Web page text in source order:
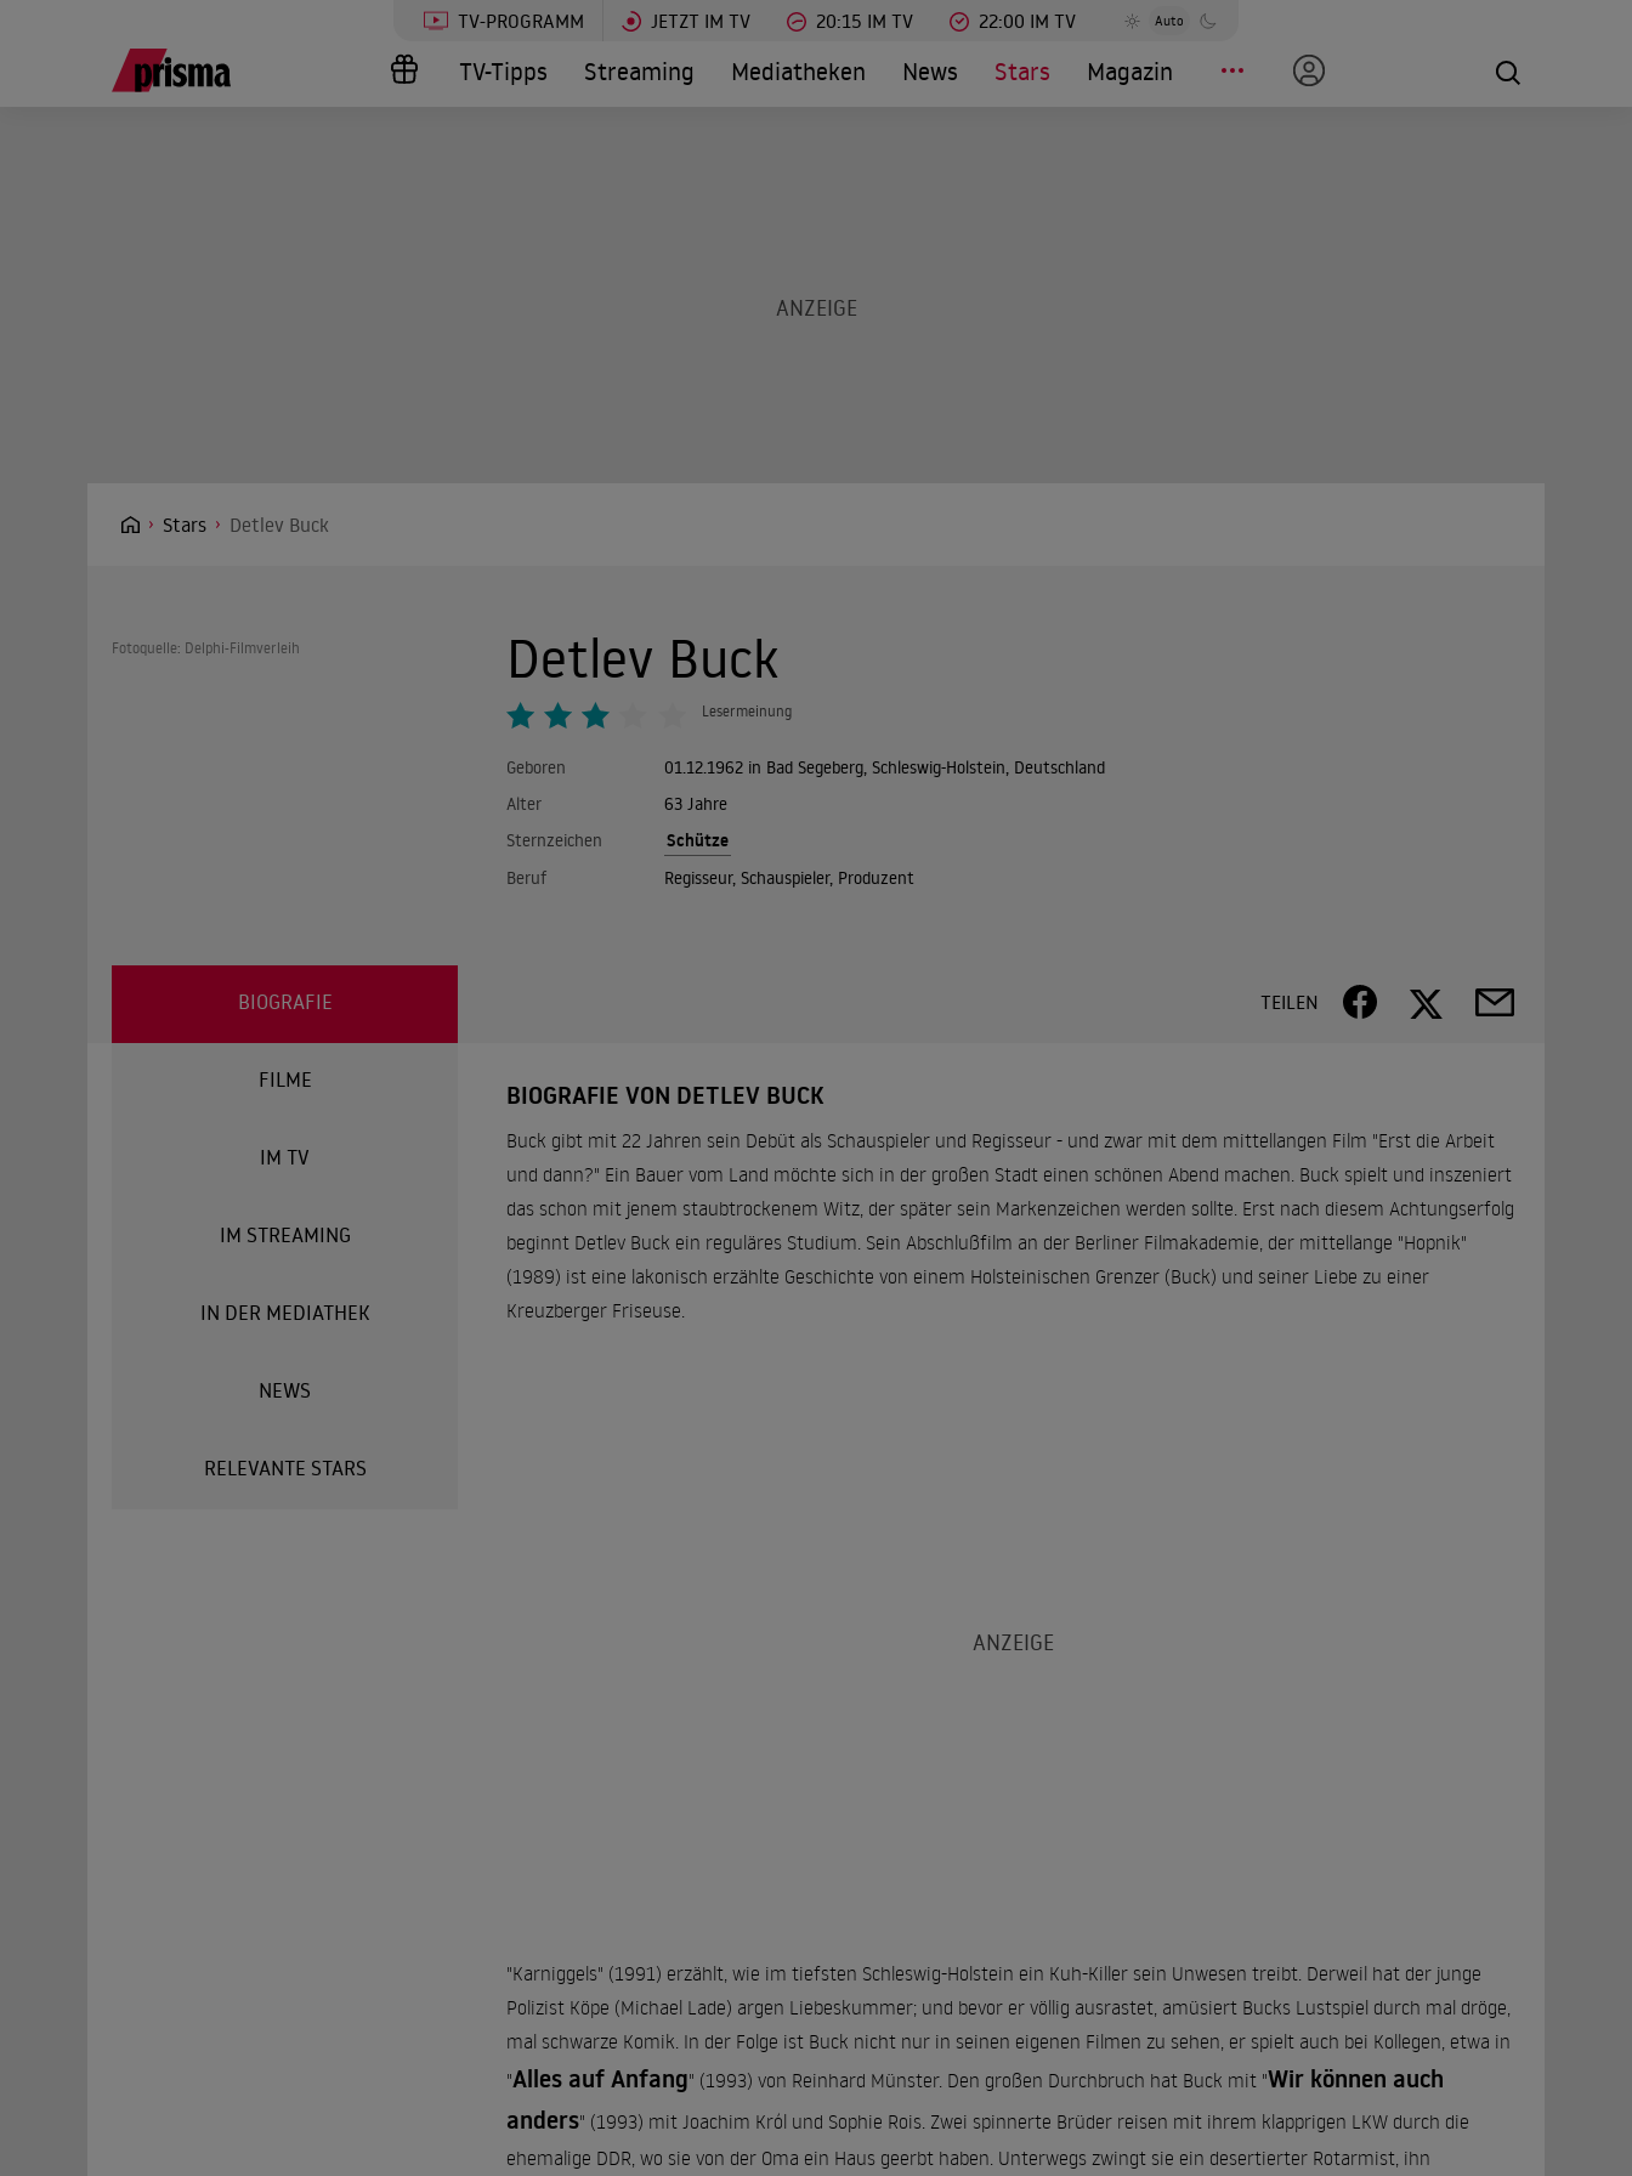
TV-PROGRAMM JETZT IM TV 20:15 IM TV 22:00 IM TV Auto
TV-Tipps Streaming Mediatheken News Stars Magazin
Stars Detlev Buck
Fotoquelle: Delphi-Filmverleih Detlev Buck
Lesermeinung
Geboren
01.12.1962 in Bad Segeberg, Schleswig-Holstein, Deutschland
Alter
63 Jahre
Sternzeichen
Schütze
Beruf Regisseur, Schauspieler, Produzent
TEILEN
BIOGRAFIE
FILME
IM TV
IM STREAMING
IN DER MEDIATHEK
NEWS
RELEVANTE STARS
BIOGRAFIE VON DETLEV BUCK
Buck gibt mit 22 Jahren sein Debüt als Schauspieler und Regisseur - und zwar mit dem mittellangen Film "Erst die Arbeit
und dann?" Ein Bauer vom Land möchte sich in der großen Stadt einen schönen Abend machen. Buck spielt und inszeniert
das schon mit jenem staubtrockenem Witz, der später sein Markenzeichen werden sollte. Erst nach diesem Achtungserfolg
beginnt Detlev Buck ein reguläres Studium. Sein Abschlußfilm an der Berliner Filmakademie, der mittellange "Hopnik"
(1989) ist eine lakonisch erzählte Geschichte von einem Holsteinischen Grenzer (Buck) und seiner Liebe zu einer
Kreuzberger Friseuse.
"Karniggels" (1991) erzählt, wie im tiefsten Schleswig-Holstein ein Kuh-Killer sein Unwesen treibt. Derweil hat der junge
Polizist Köpe (Michael Lade) argen Liebeskummer; und bevor er völlig ausrastet, amüsiert Bucks Lustspiel durch mal dröge,
mal schwarze Komik. In der Folge ist Buck nicht nur in seinen eigenen Filmen zu sehen, er spielt auch bei Kollegen, etwa in
"Alles auf Anfang" (1993) von Reinhard Münster. Den großen Durchbruch hat Buck mit "Wir können auch
anders" (1993) mit Joachim Król und Sophie Rois. Zwei spinnerte Brüder reisen mit ihrem klapprigen LKW durch die
ehemalige DDR, wo sie von der Oma ein Haus geerbt haben. Unterwegs zwingt sie ein desertierter Rotarmist, ihn